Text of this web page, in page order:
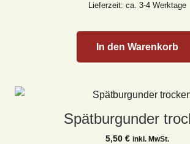
Lieferzeit: ca. 3-4 Werktage
In den Warenkorb
Spätburgunder
5,50 € inkl. MwSt.